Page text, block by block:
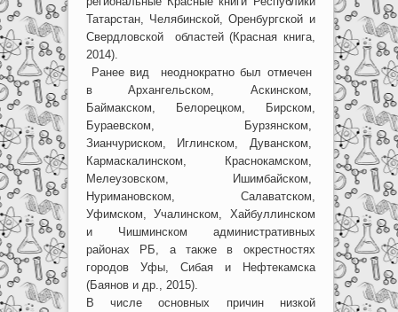
Татарстан, Челябинской, Оренбургской и
Свердловской областей (Красная книга,
2014).
Ранее вид неоднократно был отмечен
в Архангельском, Аскинском,
Баймакском, Белорецком, Бирском,
Бураевском, Бурзянском,
Зианчуриском, Иглинском, Дуванском,
Кармаскалинском, Краснокамском,
Мелеузовском, Ишимбайском,
Нуримановском, Салаватском,
Уфимском, Учалинском, Хайбуллинском
и Чишминском административных
районах РБ, а также в окрестностях
городов Уфы, Сибая и Нефтекамска
(Баянов и др., 2015).
В числе основных причин низкой